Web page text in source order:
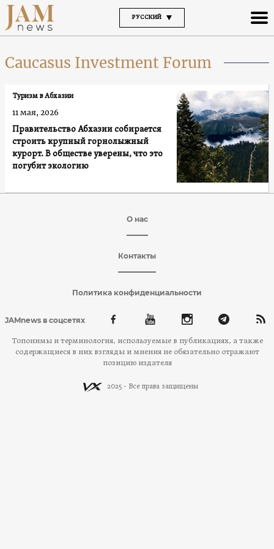
РУССКИЙ
Caucasus Investment Forum
Правительство Абхазии собирается
строить крупный горнолыжный
курорт. В обществе уверены, что это
погубит экологию
Туризм в Абхазии
11 мая, 2026
О нас
Контакты
Политика конфиденциальности
JAMnews в соцсетях
Топонимы и терминология, используемые в публикациях, а также
содержащиеся в них взгляды и мнения не обязательно отражают
позицию издателя
2025 - Все права защищены